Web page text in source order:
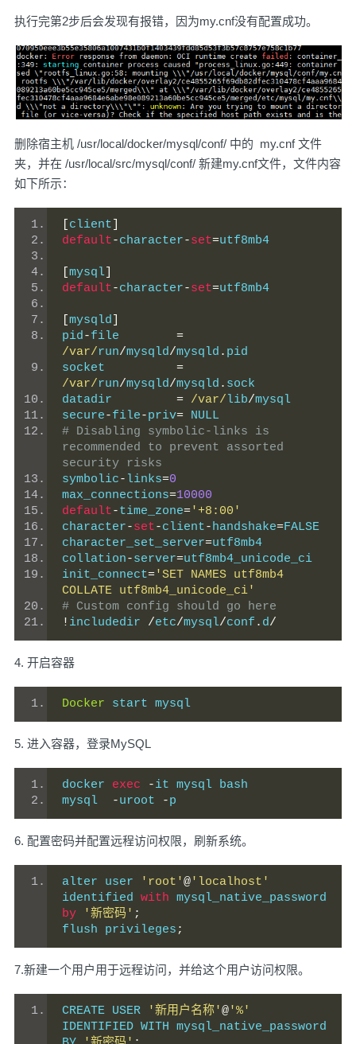
执行完第2步后会发现有报错，因为my.cnf没有配置成功。
删除宿主机 /usr/local/docker/mysql/conf/ 中的 my.cnf 文件
夹，并在 /usr/local/src/mysql/conf/ 新建my.cnf文件，文件内容
如下所示：
client
default-character-set=utf8mb4
mysql
default-character-set=utf8mb4
mysqld
pid-file =
/var/run/mysqld/mysqld . pid
socket =
/var/run/mysqld/mysqld . sock
datadir = /var/lib/mysql
secure-file-priv= NULL
# Disabling symbolic-links is
recommended to prevent assorted
security risks
symbolic- links=0
max_connections=10000
default-time_zone='+8:00'
character-set-client-handshake=FALSE
character_set_server=utf8mb4
collation-server=utf8mb4_unicode_ci
init_connect='SET NAMES utf8mb4
COLLATE utf8mb4_unicode_ci'
# Custom config should go here
! includedir /etc/mysql/conf . d/
4. 开启容器
Docker start mysql
5. 进入容器，登录MySQL
docker exec -it mysql bash
mysql
-uroot -p
6. 配置密码并配置远程访问权限，刷新系统。
alter user 'root'@'localhost'
identified with
by
'新密码' ;
flush privileges ;
7.新建一个用户用于远程访问，并给这个用户访问权限。
CREATE USER '新用户名称'@'%'
IDENTIFIED WITH mysql_native_password